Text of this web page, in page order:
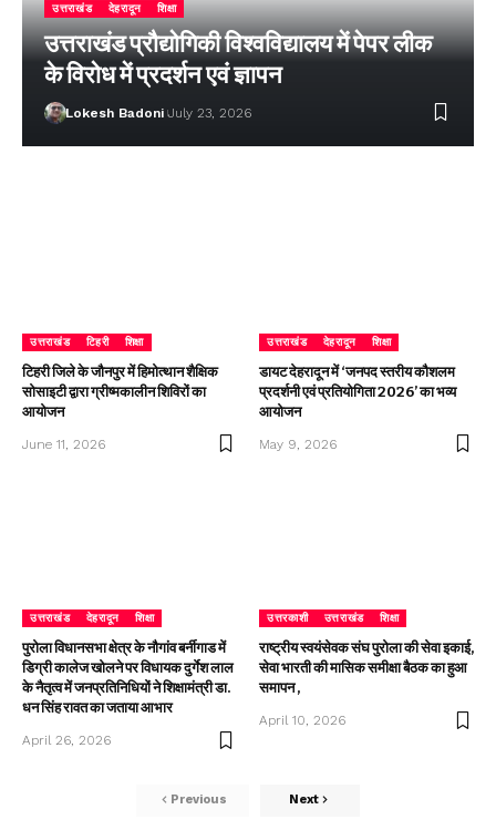
उत्तराखंड देहरादून शिक्षा
उत्तराखंड प्रौद्योगिकी विश्वविद्यालय में पेपर लीक
के विरोध में प्रदर्शन एवं ज्ञापन
Lokesh Badoni July 23, 2026
उत्तराखंड टिहरी शिक्षा
टिहरी जिले के जौनपुर में हिमोत्थान शैक्षिक
सोसाइटी द्वारा ग्रीष्मकालीन शिविरों का
आयोजन
June 11, 2026
उत्तराखंड देहरादून शिक्षा
डायट देहरादून में ‘जनपद स्तरीय कौशलम
प्रदर्शनी एवं प्रतियोगिता 2026’ का भव्य
आयोजन
May 9, 2026
उत्तराखंड देहरादून शिक्षा
पुरोला विधानसभा क्षेत्र के नौगांव बर्नीगाड में
डिग्री कालेज खोलने पर विधायक दुर्गेश लाल
के नैतृत्व में जनप्रतिनिधियों ने शिक्षामंत्री डा.
धन सिंह रावत का जताया आभार
April 26, 2026
उत्तरकाशी उत्तराखंड शिक्षा
राष्ट्रीय स्वयंसेवक संघ पुरोला की सेवा इकाई,
सेवा भारती की मासिक समीक्षा बैठक का हुआ
समापन ,
April 10, 2026
Previous Next